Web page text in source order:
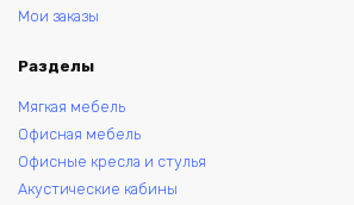
Мои заказы
Разделы
Мягкая мебель
Офисная мебель
Офисные кресла и стулья
Акустические кабины